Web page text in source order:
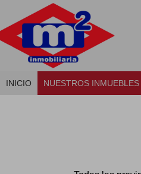
INICIO NUESTROS INMUEBLES